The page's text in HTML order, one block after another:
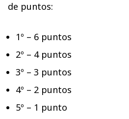
de puntos:
1º – 6 puntos
2º – 4 puntos
3º – 3 puntos
4º – 2 puntos
5º – 1 punto